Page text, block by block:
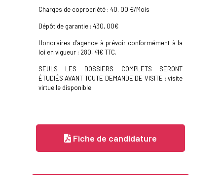
Charges de copropriété : 40, 00 €/Mois
Dépôt de garantie : 430, 00€
Honoraires d’agence à prévoir conformément à la
loi en vigueur : 280, 41€ TTC.
SEULS LES DOSSIERS COMPLETS SERONT
ÉTUDIÉS AVANT TOUTE DEMANDE DE VISITE : visite
virtuelle disponible
Fiche de candidature